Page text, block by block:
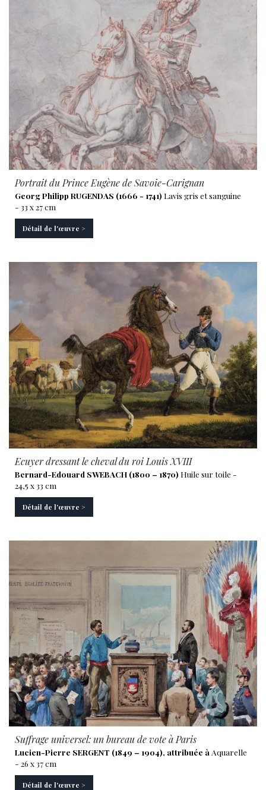
Portrait du Prince Eugène de Savoie-Carignan
Georg Philipp RUGENDAS (1666 - 1741) Lavis gris et sanguine
- 33 x 27 cm
Détail de l'œuvre >
Ecuyer dressant le cheval du roi Louis XVIII
Bernard-Edouard SWEBACH (1800 – 1870) Huile sur toile -
24,5 x 33 cm
Détail de l'œuvre >
Suffrage universel: un bureau de vote à Paris
Lucien-Pierre SERGENT (1849 – 1904), attribuée à Aquarelle
- 26 x 37 cm
Détail de l'œuvre >